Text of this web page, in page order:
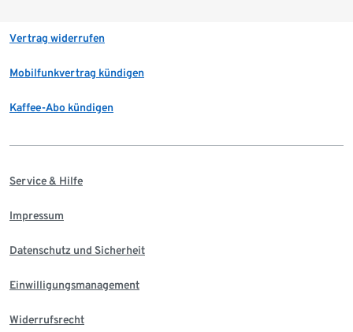
Vertrag widerrufen
Mobilfunkvertrag kündigen
Kaffee-Abo kündigen
Service & Hilfe
Impressum
Datenschutz und Sicherheit
Einwilligungsmanagement
Widerrufsrecht